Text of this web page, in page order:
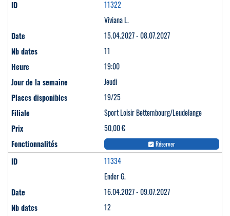
11322
Viviana L.
15.04.2027 - 08.07.2027
11
19:00
Jeudi
19/25
Sport Loisir Bettembourg/Leudelange
50,00 €
Réserver
11334
Ender G.
16.04.2027 - 09.07.2027
12